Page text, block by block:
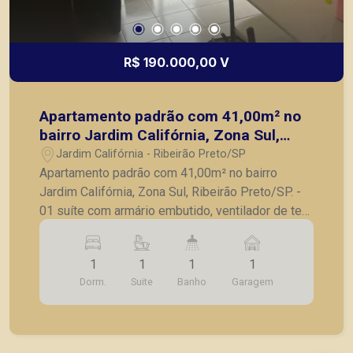
R$ 190.000,00 V
Apartamento padrão com 41,00m² no
bairro Jardim Califórnia, Zona Sul,
Ribeirão Preto/SP.
Jardim Califórnia - Ribeirão Preto/SP
Apartamento padrão com 41,00m² no bairro
Jardim Califórnia, Zona Sul, Ribeirão Preto/SP. -
01 suíte com armário embutido, ventilador de teto
e sacada; - Sala para 02 ambientes com
ventilador de teto; - Sacada; - Cozinha com
armários; - Lavanderia; - 01 vaga de garagem. A
Piramid tem como objetivo atender seus clientes
com agilidade e segurança, em locação, vendas
1
Dorm.
1
Suite
1
Banho
1
Garagem